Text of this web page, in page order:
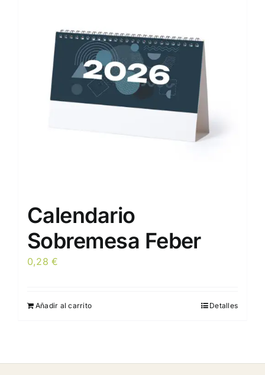
Calendario
Sobremesa Feber
0,28€
Añadir al carrito Detalles